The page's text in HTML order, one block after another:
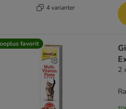
4 varianter
favorit
2